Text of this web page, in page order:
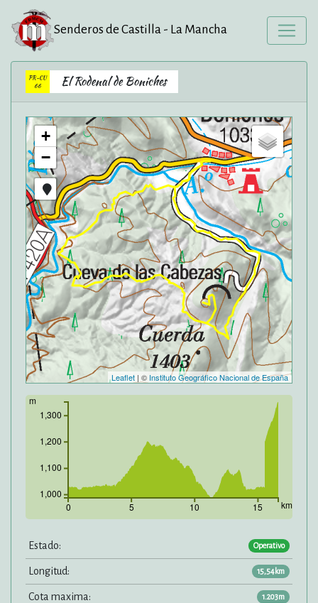
Senderos de Castilla - La Mancha
PR-CU
66
El Rodenal de Boniches
+
−
Leaflet | © Instituto Geográfico Nacional de España
0 5 10 15 km
1,000
1,100
1,200
1,300
m
Estado: Operativo
Longitud: 15,54km
Cota maxima: 1.203m